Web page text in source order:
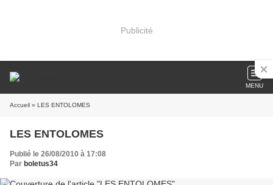
Publicité
MENU
Accueil » LES ENTOLOMES
LES ENTOLOMES
Publié le 26/08/2010 à 17:08
Par boletus34